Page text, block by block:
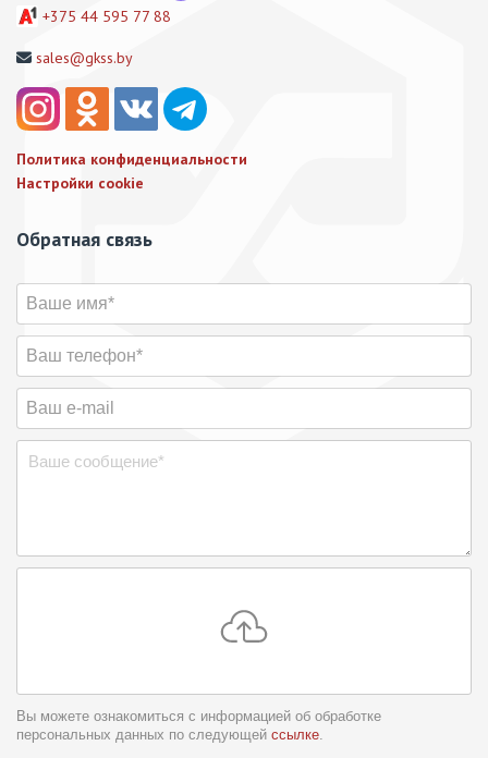
+375 44 595 77 88
sales@gkss.by
Политика конфиденциальности
Настройки cookie
Обратная связь
Вы можете ознакомиться с информацией об обработке
персональных данных по следующей ссылке.